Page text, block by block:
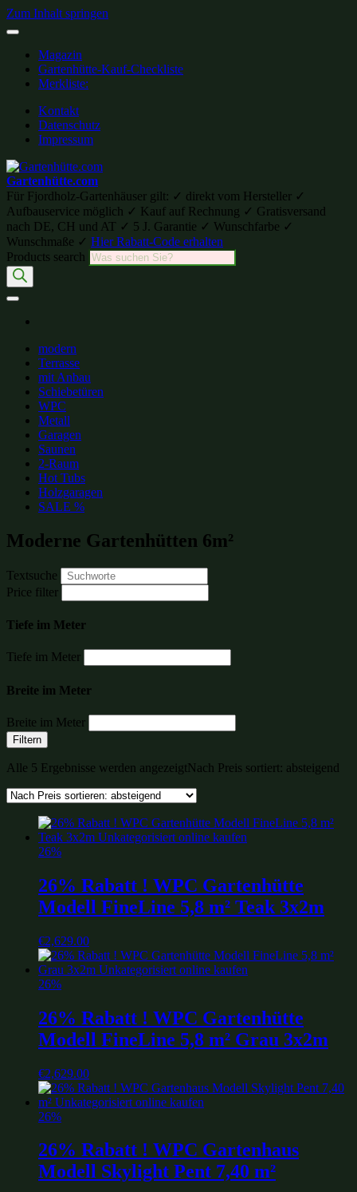
Zum Inhalt springen
Magazin
Gartenhütte-Kauf-Checkliste
Merkliste:
Kontakt
Datenschutz
Impressum
Gartenhütte.com
Für Fjordholz-Gartenhäuser gilt: ✓ direkt vom Hersteller ✓
Aufbauservice möglich ✓ Kauf auf Rechnung ✓ Gratisversand
nach DE, CH und AT ✓ 5 J. Garantie ✓ Wunschfarbe ✓
Wunschmaße ✓ Hier Rabatt-Code erhalten
Products search
modern
Terrasse
mit Anbau
Schiebetüren
WPC
Metall
Garagen
Saunen
2-Raum
Hot Tubs
Holzgaragen
SALE %
Moderne Gartenhütten 6m²
Textsuche
Price filter
Tiefe im Meter
Tiefe im Meter
Breite im Meter
Breite im Meter
Filtern
Alle 5 Ergebnisse werden angezeigtNach Preis sortiert: absteigend
26%
26% Rabatt ! WPC Gartenhütte
Modell FineLine 5,8 m² Teak 3x2m
€2,629.00
26%
26% Rabatt ! WPC Gartenhütte
Modell FineLine 5,8 m² Grau 3x2m
€2,629.00
26%
26% Rabatt ! WPC Gartenhaus
Modell Skylight Pent 7,40 m²